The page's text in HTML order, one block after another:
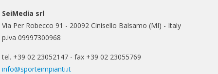
SeiMedia srl
Via Per Robecco 91 - 20092 Cinisello Balsamo (MI) - Italy
p.iva 09997300968
tel. +39 02 23052147 - fax +39 02 23055769
info@sporteimpianti.it